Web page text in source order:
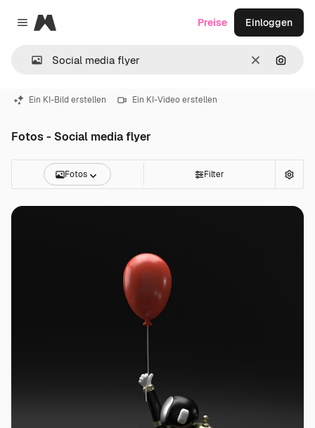
Close menu
Magnific
LöschenNach
Preise Einloggen
Ein KI-Bild erstellen Ein KI-Video erstellen
Fotos - Social media flyer
Fotos Filter